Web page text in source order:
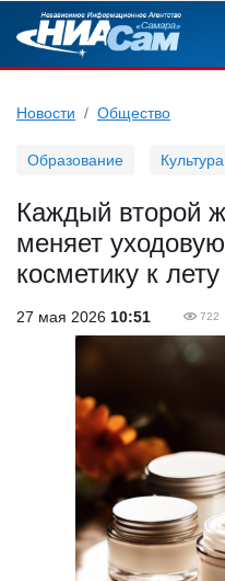
Новости Общество
Образование Культура
Каждый второй
меняет
косметику к лету
27 мая 2026 10:51 722